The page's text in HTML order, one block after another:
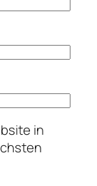
in